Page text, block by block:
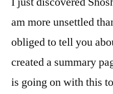
am more unsettled
obliged to tell you
created a summary
is going on with this